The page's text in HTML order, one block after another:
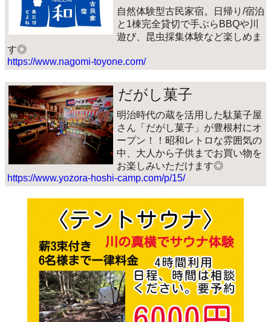
自然体験型古民家宿。日帰り/宿泊
と1棟完全貸切で手ぶらBBQや川
遊び、昆虫採集体験など楽しめま
す◎
https://www.nagomi-toyone.com/
だがし菓子
明治時代の蔵を活用した駄菓子屋
さん「だがし菓子」が豊根村にオ
ープン！！昭和レトロな雰囲気の
中、大人から子供までお買い物を
お楽しみいただけます◎
https://www.yozora-hoshi-camp.com/p/15/